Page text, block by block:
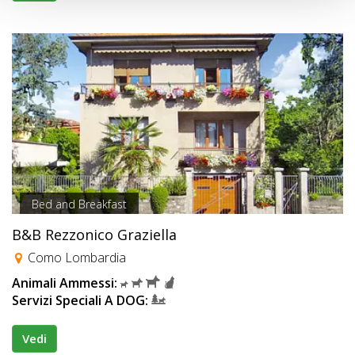
Bed and Breakfast
B&B Rezzonico Graziella
Como Lombardia
Animali Ammessi:
Servizi Speciali A DOG:
Vedi